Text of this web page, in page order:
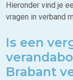
Hieronder vind je
vragen in verband
Is een
Brabant